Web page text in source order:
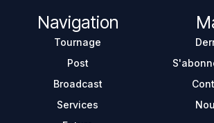
Navigation
Tournage
Post
Broadcast
Services